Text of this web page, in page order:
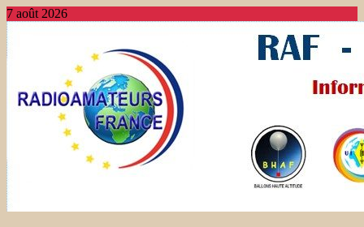
7 août 2026